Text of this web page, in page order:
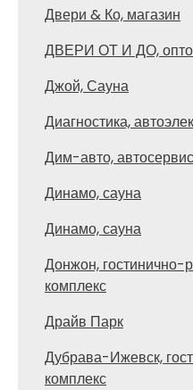
Двери & Ко, магазин
ДВЕРИ ОТ И ДО,
Джой, Сауна
Диагностика,
Дим-авто, автосервис
Динамо, сауна
Динамо, сауна
Донжон, гостинично-
комплекс
Драйв Парк
Дубрава-Ижевск,
комплекс